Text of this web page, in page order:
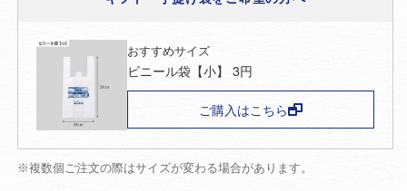
おすすめサイズ
ビニール袋【小】 3円
ご購入はこちら
※複数個ご注文の際はサイズが変わる場合があります。